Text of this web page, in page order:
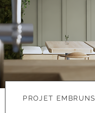
PROJET EMBRUNS